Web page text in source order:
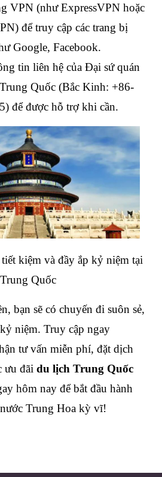
VPN (như ExpressVPN hoặc
để truy cập các trang bị
Google, Facebook.
tin liên hệ của Đại sứ quán
Quốc (Bắc Kinh: +86-
để được hỗ trợ khi cần.
kiệm và đầy ắp kỷ niệm tại
Trung Quốc
bạn sẽ có chuyến đi suôn sẻ,
niệm. Truy cập ngay
tư vấn miễn phí, đặt dịch
ưu đãi du lịch Trung Quốc
hôm nay để bắt đầu hành
Trung Hoa kỳ vĩ!